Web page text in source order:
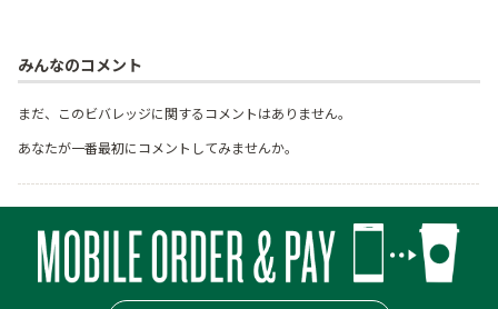
みんなのコメント
まだ、このビバレッジに関するコメントはありません。
あなたが一番最初にコメントしてみませんか。